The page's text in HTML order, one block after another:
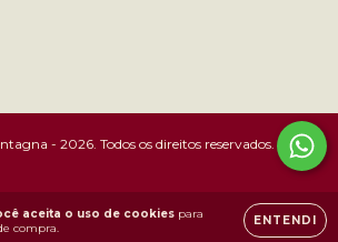
aceita o uso de cookies para
compra.
ENTENDI
- 2026. Todos os direitos reservados.